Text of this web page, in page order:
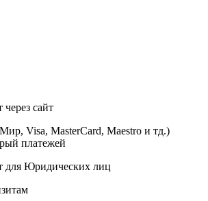
сайт
Visa, MasterCard, Maestro и тд.)
платежей
для Юридических лиц